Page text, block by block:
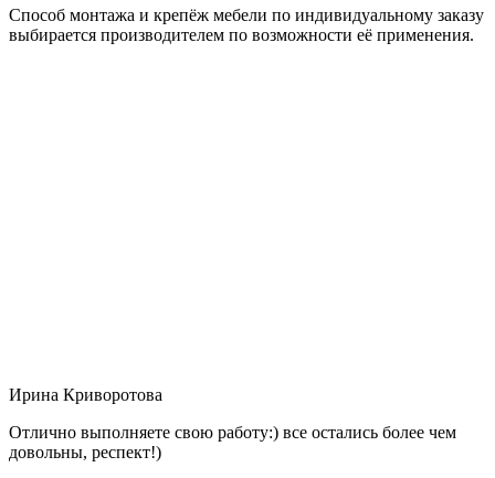
Способ монтажа и крепёж мебели по индивидуальному заказу
выбирается производителем по возможности её применения.
Ирина Криворотова
Отлично выполняете свою работу:) все остались более чем
довольны, респект!)